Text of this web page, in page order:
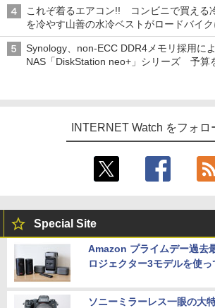
これぞ着るエアコン!! コンビニで買える
を冷やす山善の水冷ベストがロードバイク
ち・ざ・ろーど！その14】【空いた時間
Synology、non-ECC DDR4メモリ採用に
NAS「DiskStation neo+」シリーズ 予算
INTERNET Watch をフォロ
Special Site
Amazon プライムデー過去
ロジェクター3モデルを使っ
ソニーミラーレス一眼の大